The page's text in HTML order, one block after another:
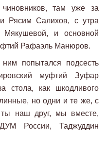
там уже за
Рясим Салихов, с утра
Мякушевой, и основной
Рафаэль Манюров.
попытался подсесть
муфтий Зуфар
стола, как шкодливого
но одни и те же, с
ты наш друг, мы вместе,
России, Таджуддин